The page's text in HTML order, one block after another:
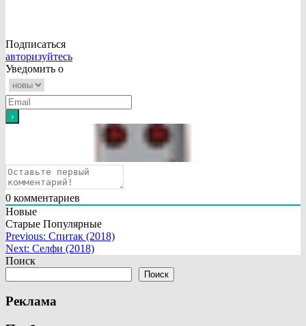
Подписаться
авторизуйтесь
Уведомить о
0 комментариев
Новые
Старые Популярные
Навигация
по
Previous: Спитак (2018)
Next: Селфи (2018)
Поиск
Поиск
Реклама